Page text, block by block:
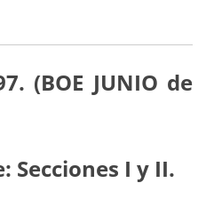
(BOE JUNIO de
Secciones I y II.